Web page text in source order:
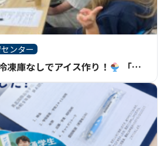
ンター
凍庫なしでアイス作り！ 「家庭基礎」で科学と調理を楽しく学びました